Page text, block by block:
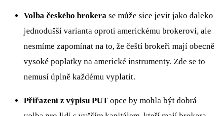
Volba českého brokera se může sice jevit jako daleko
jednodušší varianta oproti americkému brokerovi, ale
nesmíme zapomínat na to, že čeští brokeři mají obecně
vysoké poplatky na americké instrumenty. Zde se to
nemusí úplně každému vyplatit.
Přiřazení z výpisu PUT opce by mohla být dobrá